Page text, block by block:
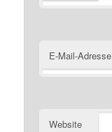
E-Mail-Adresse
Website